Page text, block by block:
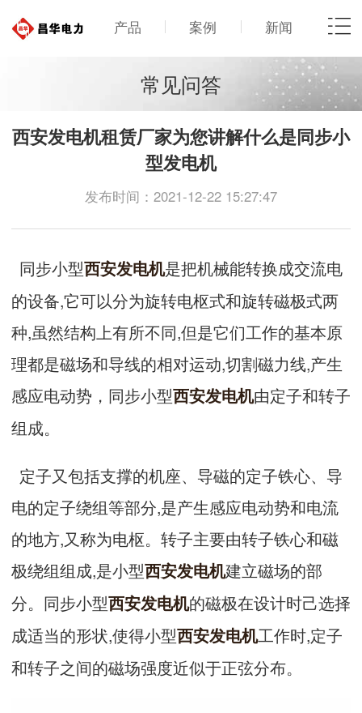
产品 案例 新闻
常见问答
西安发电机租赁厂家为您讲解什么是同步小
型发电机
发布时间：2021-12-22 15:27:47
同步小型西安发电机是把机械能转换成交流电
的设备,它可以分为旋转电枢式和旋转磁极式两
种,虽然结构上有所不同,但是它们工作的基本原
理都是磁场和导线的相对运动,切割磁力线,产生
感应电动势，同步小型西安发电机由定子和转子
组成。
定子又包括支撑的机座、导磁的定子铁心、导
电的定子绕组等部分,是产生感应电动势和电流
的地方,又称为电枢。转子主要由转子铁心和磁
极绕组组成,是小型西安发电机建立磁场的部
分。同步小型西安发电机的磁极在设计时己选择
成适当的形状,使得小型西安发电机工作时,定子
和转子之间的磁场强度近似于正弦分布。